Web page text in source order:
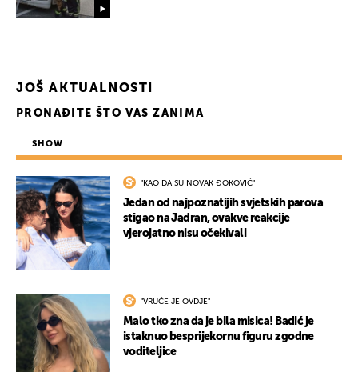
JOŠ AKTUALNOSTI
PRONAĐITE ŠTO VAS ZANIMA
SHOW
"KAO DA SU NOVAK ĐOKOVIĆ"
Jedan od najpoznatijih svjetskih parova
stigao na Jadran, ovakve reakcije
vjerojatno nisu očekivali
"VRUĆE JE OVDJE"
Malo tko zna da je bila misica! Badić je
istaknuo besprijekornu figuru zgodne
voditeljice